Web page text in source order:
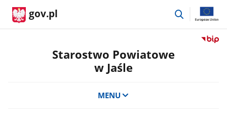
gov.pl
przejdź
Przejdź
Starostwo Powiatowe
w Jaśle
MENU